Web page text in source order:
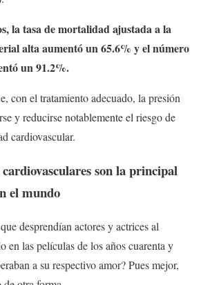
la tasa de mortalidad ajustada a la
alta aumentó un 65.6% y el número
un 91.2%.
con el tratamiento adecuado, la presión
y reducirse notablemente el riesgo de
cardiovascular.
son la principal
el mundo
desprendían actores y actrices al
en las películas de los años cuarenta y
a su respectivo amor? Pues mejor,